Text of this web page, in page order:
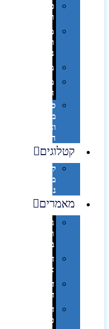
פינוק
וספא
מזוודות
ותיקי
נסיעות
מטריות
מוצרי
חוף
סביבת
מחשב
וציוד
היקפי
קטלוגים
קטלוג
מוצרי
נייר
מאמרים
גימורים
והשבחות
בדפוס
דפוס
אופסט
דפוס
דיגיטלי
דפוס
טמפון